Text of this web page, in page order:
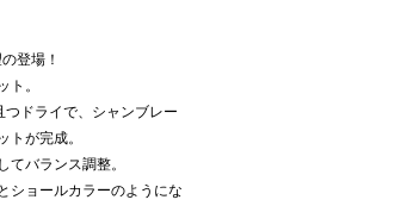
登場！
ト。
ドライで、シャンブレー
が完成。
バランス調整。
ショールカラーのようにな